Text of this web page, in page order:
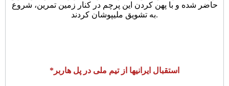
حاضر شده و با پهن کردن این پرچم در کنار زمین تمرین، شروع
به تشویق ملیپوشان کردند.
*استقبال ایرانیها از تیم ملی در پل هاربر